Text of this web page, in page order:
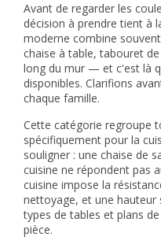
Avant de regarder les
décision à prendre tient à
moderne combine
chaise à table, tabouret
long du mur — et c'est là
disponibles. Clarifions
chaque famille.
Cette catégorie regroupe
spécifiquement pour la
souligner : une chaise de
cuisine ne répondent pas
cuisine impose la
nettoyage, et une hauteur
types de tables et plans
pièce.